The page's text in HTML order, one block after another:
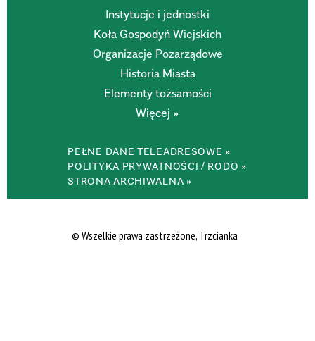
Instytucje i jednostki
Koła Gospodyń Wiejskich
Organizacje Pozarządowe
Historia Miasta
Elementy tożsamości
Więcej »
PEŁNE DANE TELEADRESOWE »
POLITYKA PRYWATNOŚCI / RODO »
STRONA ARCHIWALNA »
© Wszelkie prawa zastrzeżone, Trzcianka